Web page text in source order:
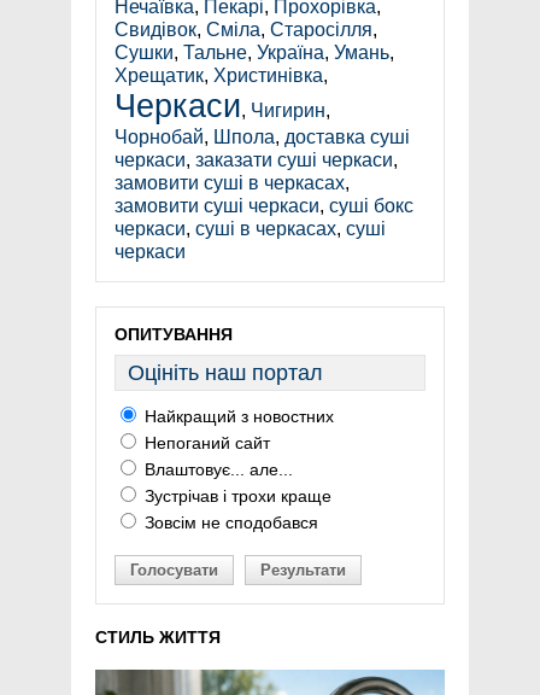
Нечаївка, Пекарі, Прохорівка,
Свидівок, Сміла, Старосілля,
Сушки, Тальне, Україна, Умань,
Хрещатик, Христинівка,
Черкаси, Чигирин,
Чорнобай, Шпола, доставка суші
черкаси, заказати суші черкаси,
замовити суші в черкасах,
замовити суші черкаси, суші бокс
черкаси, суші в черкасах, суші
черкаси
ОПИТУВАННЯ
Оцініть наш портал
Найкращий з новостних
Непоганий сайт
Влаштовує... але...
Зустрічав і трохи краще
Зовсім не сподобався
Голосувати Результати
СТИЛЬ ЖИТТЯ